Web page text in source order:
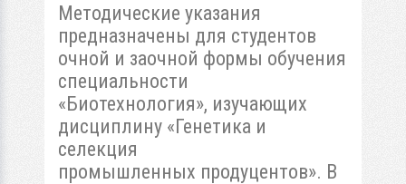
Методические указания
предназначены для студентов
очной и заочной формы обучения
специальности
«Биотехнология», изучающих
дисциплину «Генетика и
селекция
промышленных продуцентов». В